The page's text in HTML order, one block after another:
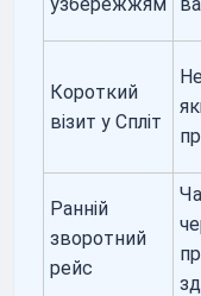
Короткий
візит у Спліт
Ранній
зворотний
рейс